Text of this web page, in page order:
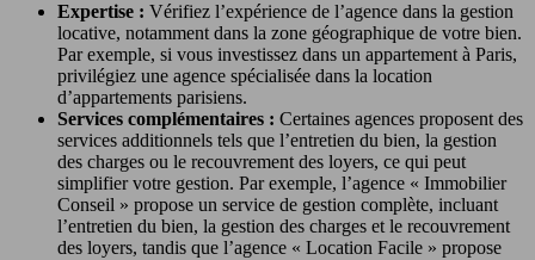
Expertise : Vérifiez l’expérience de l’agence dans la gestion
locative, notamment dans la zone géographique de votre bien.
Par exemple, si vous investissez dans un appartement à Paris,
privilégiez une agence spécialisée dans la location
d’appartements parisiens.
Services complémentaires : Certaines agences proposent des
services additionnels tels que l’entretien du bien, la gestion
des charges ou le recouvrement des loyers, ce qui peut
simplifier votre gestion. Par exemple, l’agence « Immobilier
Conseil » propose un service de gestion complète, incluant
l’entretien du bien, la gestion des charges et le recouvrement
des loyers, tandis que l’agence « Location Facile » propose